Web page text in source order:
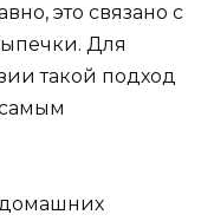
это связано с
Для
такой подход